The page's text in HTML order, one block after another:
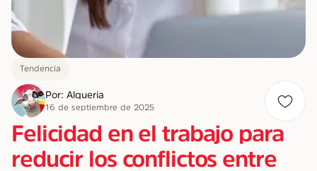
Tendencia
Por: Alqueria
16 de septiembre de 2025
Felicidad en el trabajo para
reducir los conflictos entre